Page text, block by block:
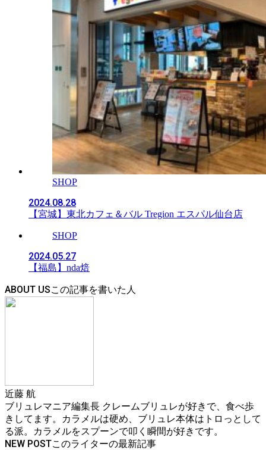
SHOP
2024.08.28
【宮城】東北カフェ＆バル Tregion エスパル仙台店
SHOP
2024.05.27
【福島】nda焙
ABOUT US
近藤 航
ブリュレマニア編集長 クレームブリュレが好きで、食べ歩
きしてます。カラメルは硬め、ブリュレ本体はトロっとして
る派。カラメルをスプーンで叩く瞬間が好きです。
NEW POST